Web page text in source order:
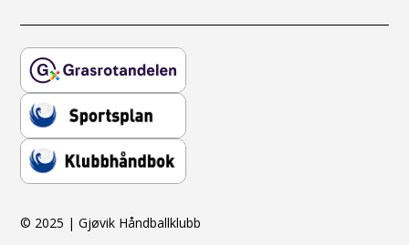
© 2025 | Gjøvik Håndballklubb